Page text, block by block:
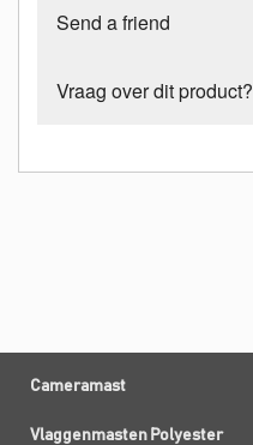
Send a friend
Vraag over dit product?
Cameramast
Vlaggenmasten Polyester